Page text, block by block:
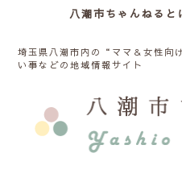
八潮市ちゃんねると
埼玉県八潮市内の“ママ＆女性向
い事などの地域情報サイト